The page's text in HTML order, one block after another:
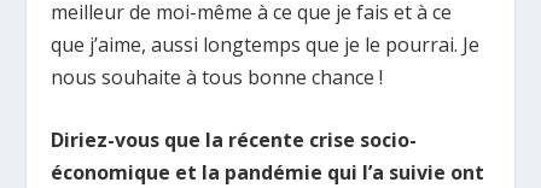
meilleur de moi-même à ce que je fais et à ce
que j’aime, aussi longtemps que je le pourrai. Je
nous souhaite à tous bonne chance !
Diriez-vous que la récente crise socio-
économique et la pandémie qui l’a suivie ont